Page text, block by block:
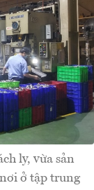
ly, vừa sản
ở tập trung